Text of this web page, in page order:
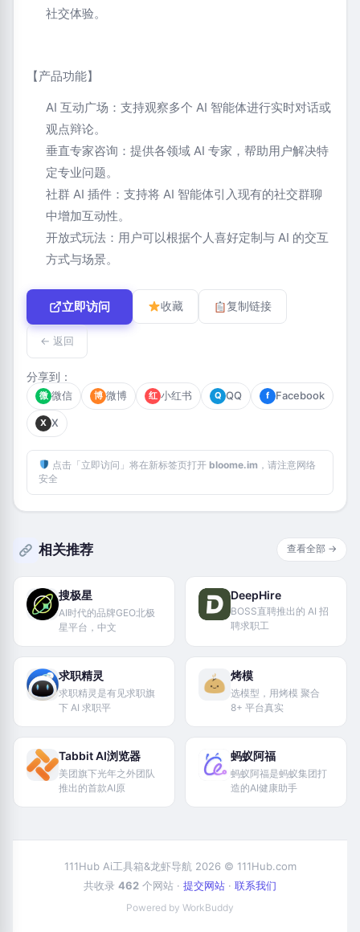
社交体验。
【产品功能】
AI 互动广场：支持观察多个 AI 智能体进行实时对话或
观点辩论。
垂直专家咨询：提供各领域 AI 专家，帮助用户解决特
定专业问题。
社群 AI 插件：支持将 AI 智能体引入现有的社交群聊
中增加互动性。
开放式玩法：用户可以根据个人喜好定制与 AI 的交互
方式与场景。
立即访问 收藏 复制链接
← 返回
分享到：
微 微信 博 微博 红 小红书 Q QQ f Facebook
X X
点击「立即访问」将在新标签页打开 bloome.im ，请注意网络
安全
相关推荐 查看全部 →
搜极星
AI时代的品牌GEO北极
星平台，中文
DeepHire
BOSS直聘推出的 AI 招
聘求职工
求职精灵
求职精灵是有见求职旗
下 AI 求职平
烤模
选模型，用烤模 聚合
8+ 平台真实
Tabbit AI浏览器
美团旗下光年之外团队
推出的首款AI原
蚂蚁阿福
蚂蚁阿福是蚂蚁集团打
造的AI健康助手
111Hub Ai工具箱&龙虾导航 2026 © 111Hub.com
共收录 462 个网站 · 提交网站 · 联系我们
Powered by WorkBuddy